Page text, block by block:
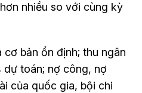
nhiều so với cùng kỳ
bản ổn định; thu ngân
toán; nợ công, nợ
của quốc gia, bội chi